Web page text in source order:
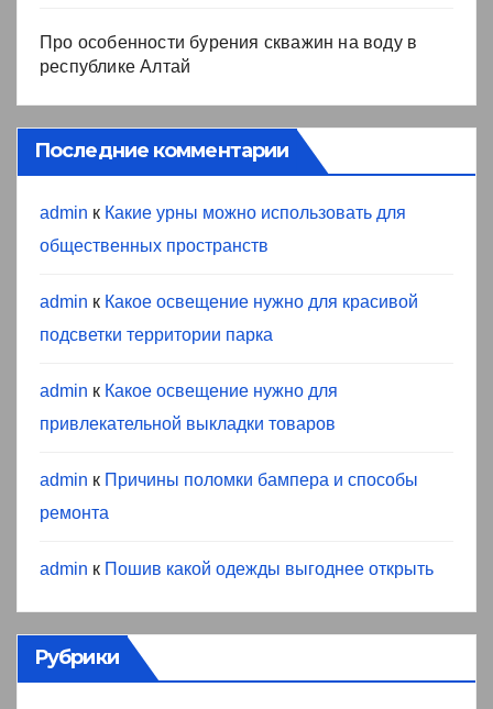
Про особенности бурения скважин на воду в
республике Алтай
Последние комментарии
admin к Какие урны можно использовать для
общественных пространств
admin к Какое освещение нужно для красивой
подсветки территории парка
admin к Какое освещение нужно для
привлекательной выкладки товаров
admin к Причины поломки бампера и способы
ремонта
admin к Пошив какой одежды выгоднее открыть
Рубрики